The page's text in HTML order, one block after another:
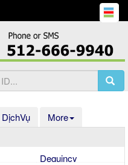
DịchVụ More
Dequincy